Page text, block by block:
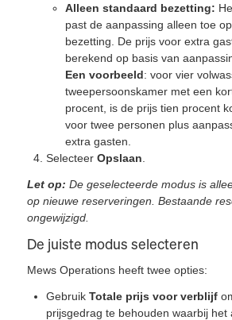
Alleen standaard bezetting:
past de aanpassing alleen toe
bezetting. De prijs voor extra
berekend op basis van
Een voorbeeld: voor vier
tweepersoonskamer met een
procent, is de prijs tien procent
voor twee personen plus
extra gasten.
SelecteerOpslaan
Let op: De geselecteerde modus is
op nieuwe reserveringen. Bestaande
ongewijzigd.
De juiste modus selecteren
Mews Operations heeft twee opties:
GebruikTotale prijs voor verblijf
prijsgedrag te behouden waarbij het